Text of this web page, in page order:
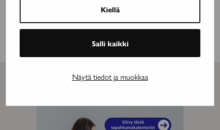
Kiellä
Salli kaikki
Näytä tiedot ja muokkaa
palvelussa
palvelussa
sivu
palvelussa